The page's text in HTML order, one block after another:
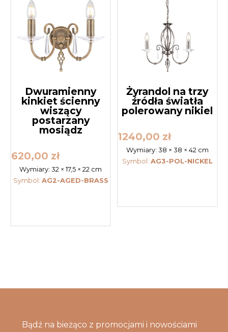
Dwuramienny
kinkiet ścienny
wiszący
postarzany
mosiądz
620,00 zł
Wymiary:32 × 17,5 × 22 cm
Symbol: AG2-AGED-BRASS
Żyrandol na trzy
źródła światła
polerowany nikiel
1240,00 zł
Wymiary: 38 × 38 × 42 cm
Symbol: AG3-POL-NICKEL
Bądź na bieżąco z promocjami i nowościami